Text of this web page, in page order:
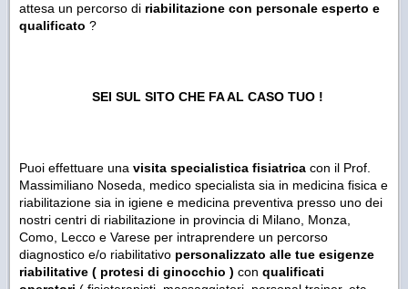
attesa un percorso di riabilitazione con personale esperto e
qualificato ?
SEI SUL SITO CHE FA AL CASO TUO !
Puoi effettuare una visita specialistica fisiatrica con il Prof.
Massimiliano Noseda, medico specialista sia in medicina fisica e
riabilitazione sia in igiene e medicina preventiva presso uno dei
nostri centri di riabilitazione in provincia di Milano, Monza,
Como, Lecco e Varese per intraprendere un percorso
diagnostico e/o riabilitativo personalizzato alle tue esigenze
riabilitative ( protesi di ginocchio ) con qualificati